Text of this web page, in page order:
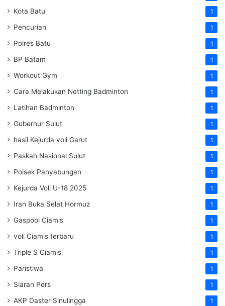
Kota Batu 1
Pencurian 1
Polres Batu 1
BP Batam 1
Workout Gym 1
Cara Melakukan Netting Badminton 1
Latihan Badminton 1
Gubernur Sulut 1
hasil Kejurda voli Garut 1
Paskah Nasional Sulut 1
Polsek Panyabungan 1
Kejurda Voli U-18 2025 1
Iran Buka Selat Hormuz 1
Gaspool Ciamis 1
voli Ciamis terbaru 1
Triple S Ciamis 1
Paristiwa 1
Siaran Pers 1
AKP Daster Sinulingga 1